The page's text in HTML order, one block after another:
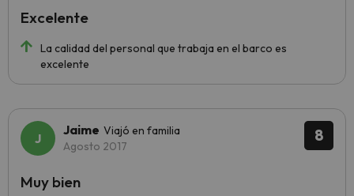
La calidad del personal que trabaja en el barco es
excelente
Excelente
8
Jaime Viajó en familia
Agosto 2017
Muy bien